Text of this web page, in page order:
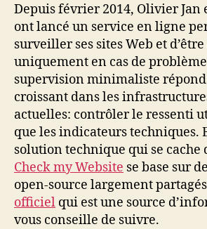
Depuis février 2014, Olivier Jan
ont lancé un service en ligne
surveiller ses sites Web et
uniquement en cas de
supervision minimaliste
croissant dans les
actuelles: contrôler le ressenti
que les indicateurs techniques.
solution technique qui se cache
Check my Website se base sur
open-source largement
officiel qui est une source
vous conseille de suivre.